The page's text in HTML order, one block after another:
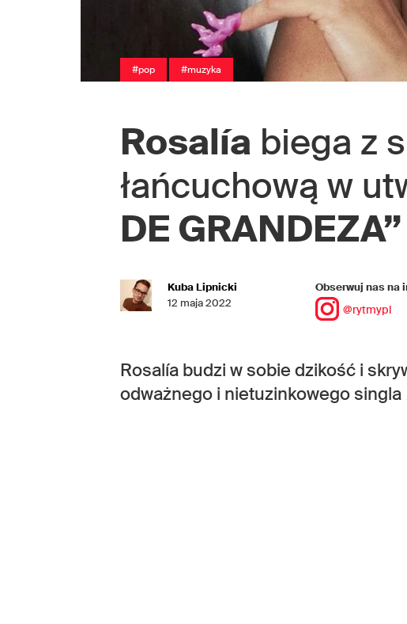
#pop #muzyka
Rosalía biega z
łańcuchową w
DE GRANDEZA”
Kuba Lipnicki
12 maja 2022
Obserwuj nas na
@rytmypl
Rosalía budzi w sobie dzikość i
odważnego i nietuzinkowego singla